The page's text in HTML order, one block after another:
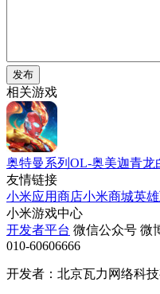
发布
相关游戏
奥特曼系列OL-奥美迦青龙
友情链接
小米应用商店小米商城英
小米游戏中心
开发者平台 微信公众号 微
010-60606666
开发者：北京瓦力网络科技